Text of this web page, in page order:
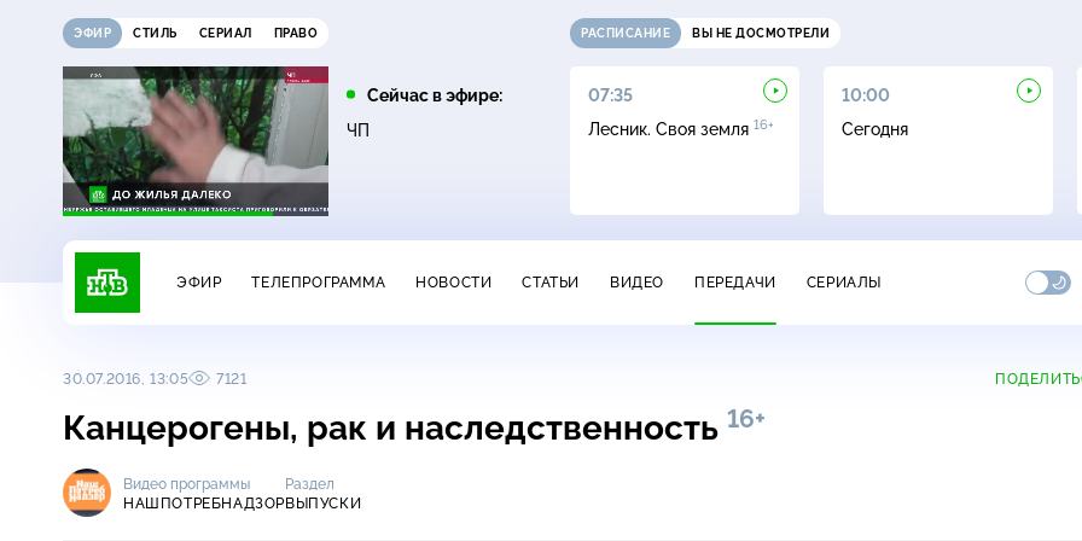
ЭФИР СТИЛЬ СЕРИАЛ ПРАВО
Сейчас в эфире:
ЧП
РАСПИСАНИЕ ВЫ НЕ ДОСМОТРЕЛИ
05:25
Лесник. Своя земля 16+
07:00
Сегодня
07:35
Лесник. Своя земля 16+
10:00
Сегодня
ЭФИР ТЕЛЕПРОГРАММА НОВОСТИ СТАТЬИ ВИДЕО ПЕРЕДАЧИ СЕРИАЛЫ
30.07.2016, 13:05 7121
Канцерогены, рак и наследственность 16+
Видео программы
НАШПОТРЕБНАДЗОР
Раздел
ВЫПУСКИ